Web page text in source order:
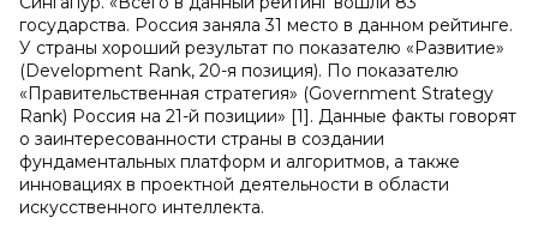
государства. Россия заняла 31 место в данном рейтинге.
У страны хороший результат по показателю «Развитие»
(Development Rank, 20-я позиция). По показателю
«Правительственная стратегия» (Government Strategy
Rank) Россия на 21-й позиции» [1]. Данные факты говорят
о заинтересованности страны в создании
фундаментальных платформ и алгоритмов, а также
инновациях в проектной деятельности в области
искусственного интеллекта.